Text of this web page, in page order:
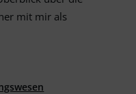
mit mir als